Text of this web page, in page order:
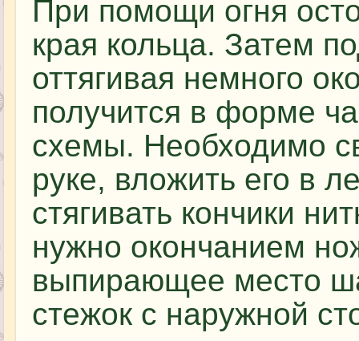
При помощи огня
края кольца. Затем
оттягивая немного
получится в форме
схемы. Необходимо
руке, вложить его в
стягивать кончики
нужно окончанием
выпирающее место
стежок с наружной